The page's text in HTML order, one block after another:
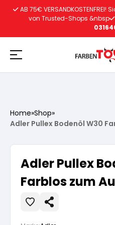
Wasserlösliche
Lösemittelhältige
Vorbereitung
Wasserlösliche Grundierung
Autoreparatur
Vorbereitung
Innenfarben
AB 75€
von Trusted-Shops &nbsp
Home»Shop»
Adler Pullex Bodenöl W30
Adler Pullex
Farblos zum